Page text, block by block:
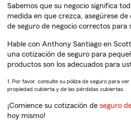
Sabemos que su negocio significa
medida en que crezca, asegúrese
de seguro de negocio correctos para
Hable con Anthony Santiago en
una cotización de seguro para
productos son los adecuados para
1. Por favor, consulte su póliza de seguro para
propiedad cubierta y de las pérdidas cubiertas.
¡Comience su cotización de seguro
hoy mismo!